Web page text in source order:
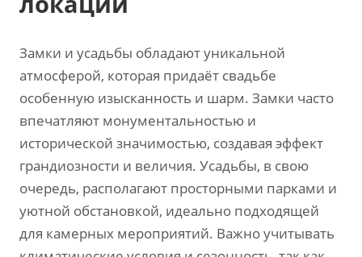
Замки и усадьбы обладают уникальной
атмосферой‚ которая придаёт свадьбе
особенную изысканность и шарм. Замки часто
впечатляют монументальностью и
исторической значимостью‚ создавая эффект
грандиозности и величия. Усадьбы‚ в свою
очередь‚ располагают просторными парками и
уютной обстановкой‚ идеально подходящей
для камерных мероприятий. Важно учитывать